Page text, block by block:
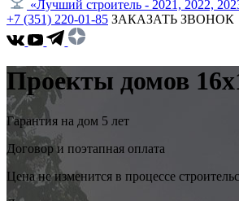
«Лучший строитель - 2021, 2022,
+7 (351) 220-01-85 ЗАКАЗАТЬ ЗВОНОК
Проекты домов
Гарантия на дом 5 лет
Договор и поэтапная оплата
Цена не изменится в процессе